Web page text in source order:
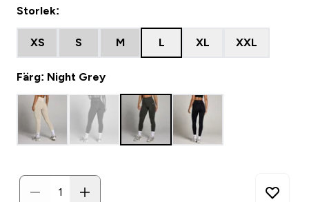
Storlek:
XS S M L XL XXL
Färg: Night Grey